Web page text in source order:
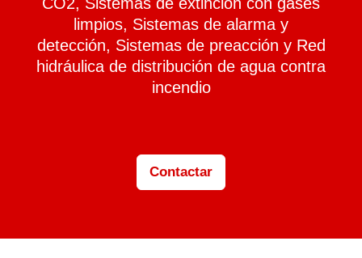
limpios, Sistemas de alarma y
detección, Sistemas de preacción y Red
hidráulica de distribución de agua contra
incendio
Contactar